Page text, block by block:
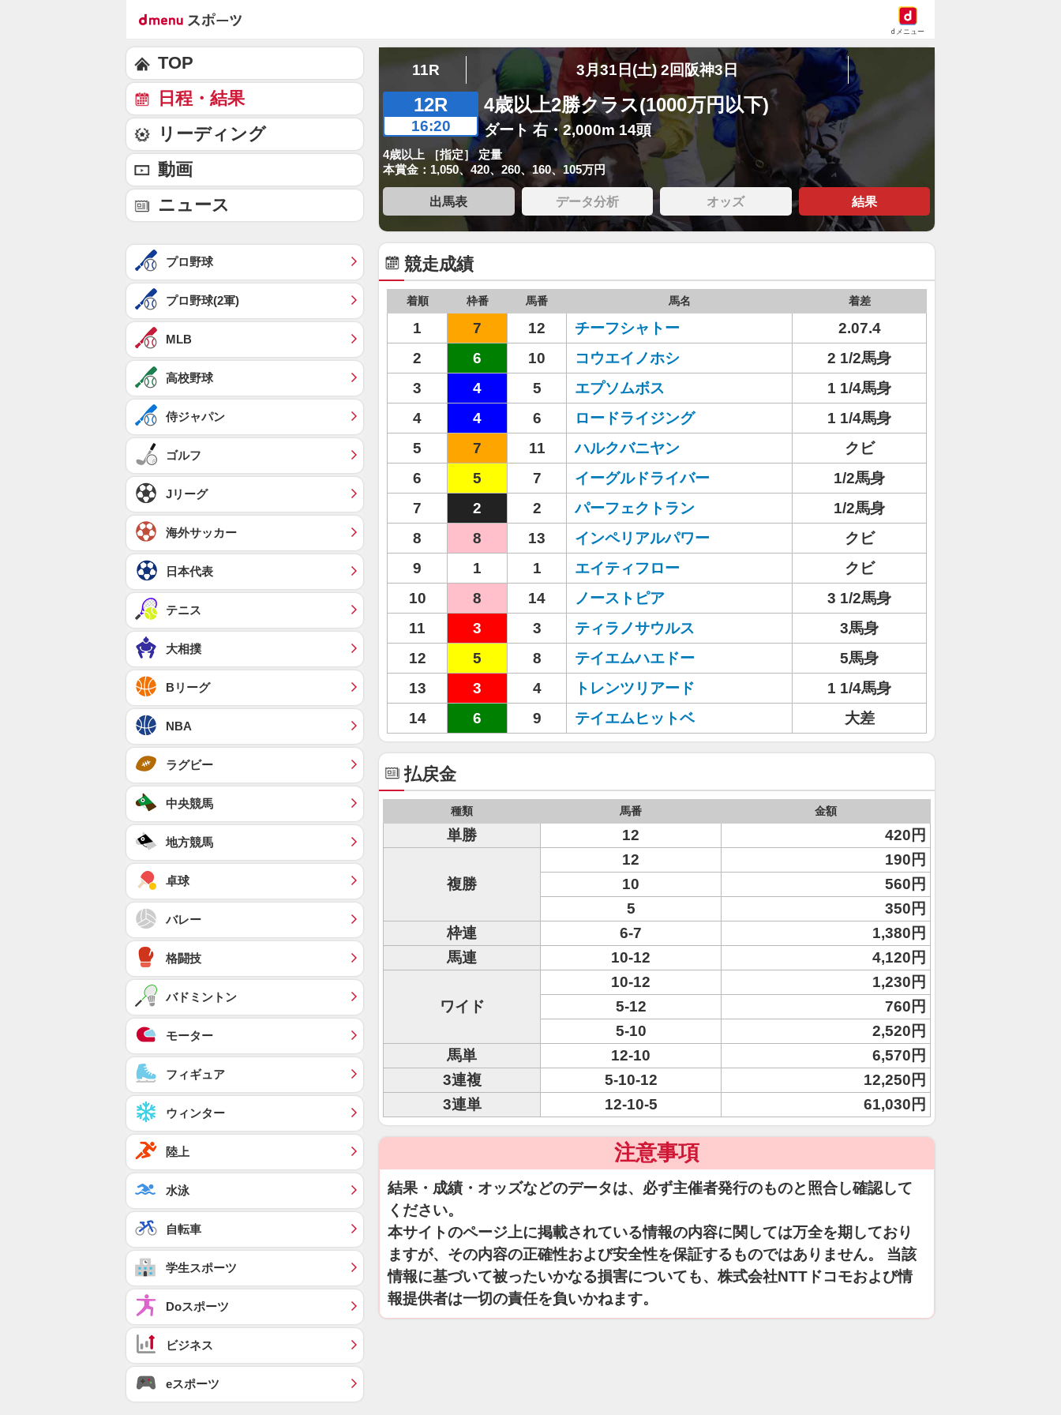
dメニュー
11R 3月31日(土) 2回阪神3日
12R
16:20
4歳以上2勝クラス(1000万円以下)
ダート 右・2,000m 14頭
4歳以上 ［指定］ 定量
本賞金：1,050、420、260、160、105万円
出馬表 データ分析 オッズ 結果
競走成績
着順 枠番 馬番 馬名 着差
1 7 12 チーフシャトー
2.07.4
2
6 10 コウエイノホシ
2 1/2馬身
3
4 5 エプソムボス
1 1/4馬身
4
4 6 ロードライジング
1 1/4馬身
5
7 11 ハルクバニヤン
クビ
6
5 7 イーグルドライバー
1/2馬身
7
2 2 パーフェクトラン
1/2馬身
8
8 13 インペリアルパワー
クビ
9
1 1 エイティフロー
クビ
10
8 14 ノーストピア
3 1/2馬身
11
3 3 ティラノサウルス
3馬身
12
5 8 テイエムハエドー
5馬身
13
3 4 トレンツリアード
1 1/4馬身
14
6 9 テイエムヒットベ 大差
払戻金
種類 馬番 金額
単勝 12 420円
複勝
12
190円
10
560円
5
350円
枠連
6-7
1,380円
馬連
10-12 4,120円
ワイド
10-12
1,230円
5-12
760円
5-10
2,520円
馬単
12-10
6,570円
3連複
5-10-12
12,250円
3連単
12-10-5 61,030円
注意事項
結果・成績・オッズなどのデータは、必ず主催者発行のものと照合し確認して
ください。
本サイトのページ上に掲載されている情報の内容に関しては万全を期しており
ますが、その内容の正確性および安全性を保証するものではありません。 当該
情報に基づいて被ったいかなる損害についても、株式会社NTTドコモおよび情
報提供者は一切の責任を負いかねます。
TOP
日程・結果
リーディング
動画
ニュース
プロ野球
プロ野球(2軍)
MLB
高校野球
侍ジャパン
ゴルフ
Jリーグ
海外サッカー
日本代表
テニス
大相撲
Bリーグ
NBA
ラグビー
中央競馬
地方競馬
卓球
バレー
格闘技
バドミントン
モーター
フィギュア
ウィンター
陸上
水泳
自転車
学生スポーツ
Doスポーツ
ビジネス
eスポーツ